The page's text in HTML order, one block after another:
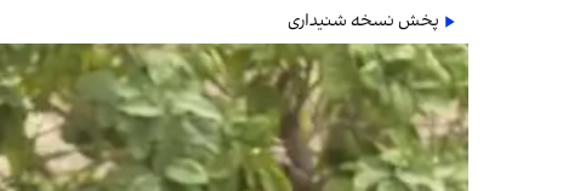
پخش نسخه شنیداری